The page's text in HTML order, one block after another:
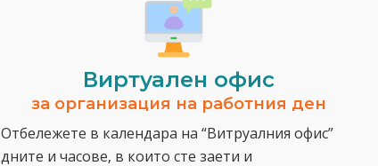
Виртуален офис
за организация на работния ден
Отбележете в календара на “Витруалния офис”
дните и часове, в които сте заети и